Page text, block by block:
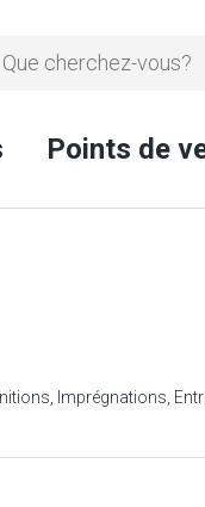
Points de
Imprégnations